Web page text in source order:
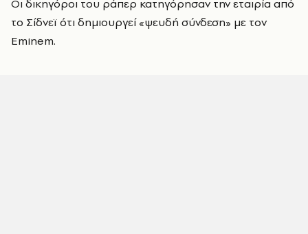
Οι δικηγόροι του ράπερ κατηγόρησαν την εταιρία από
το Σίδνεϊ ότι δημιουργεί «ψευδή σύνδεση» με τον
Eminem.